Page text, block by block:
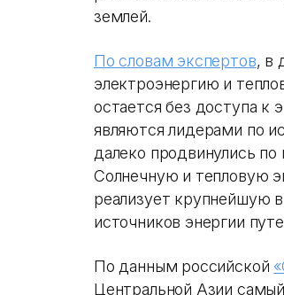
землей.
По словам экспертов, в
электроэнергию и
остается без доступа к
являются лидерами по
далеко продвинулись
Солнечную и тепловую
реализует крупнейшую
источников энергии
По данным российской
Центральной Азии